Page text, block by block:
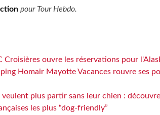
pour Tour Hebdo.
Croisières ouvre les réservations pour
Homair Mayotte Vacances rouvre ses
veulent plus partir sans leur chien :
les plus “dog-friendly”